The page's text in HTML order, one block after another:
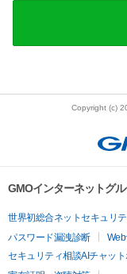
Copyright (c)
GMOインターネットグ
世界初総合ネットセキュリ
パスワード漏洩診断
セキュリティ相談AIチャット